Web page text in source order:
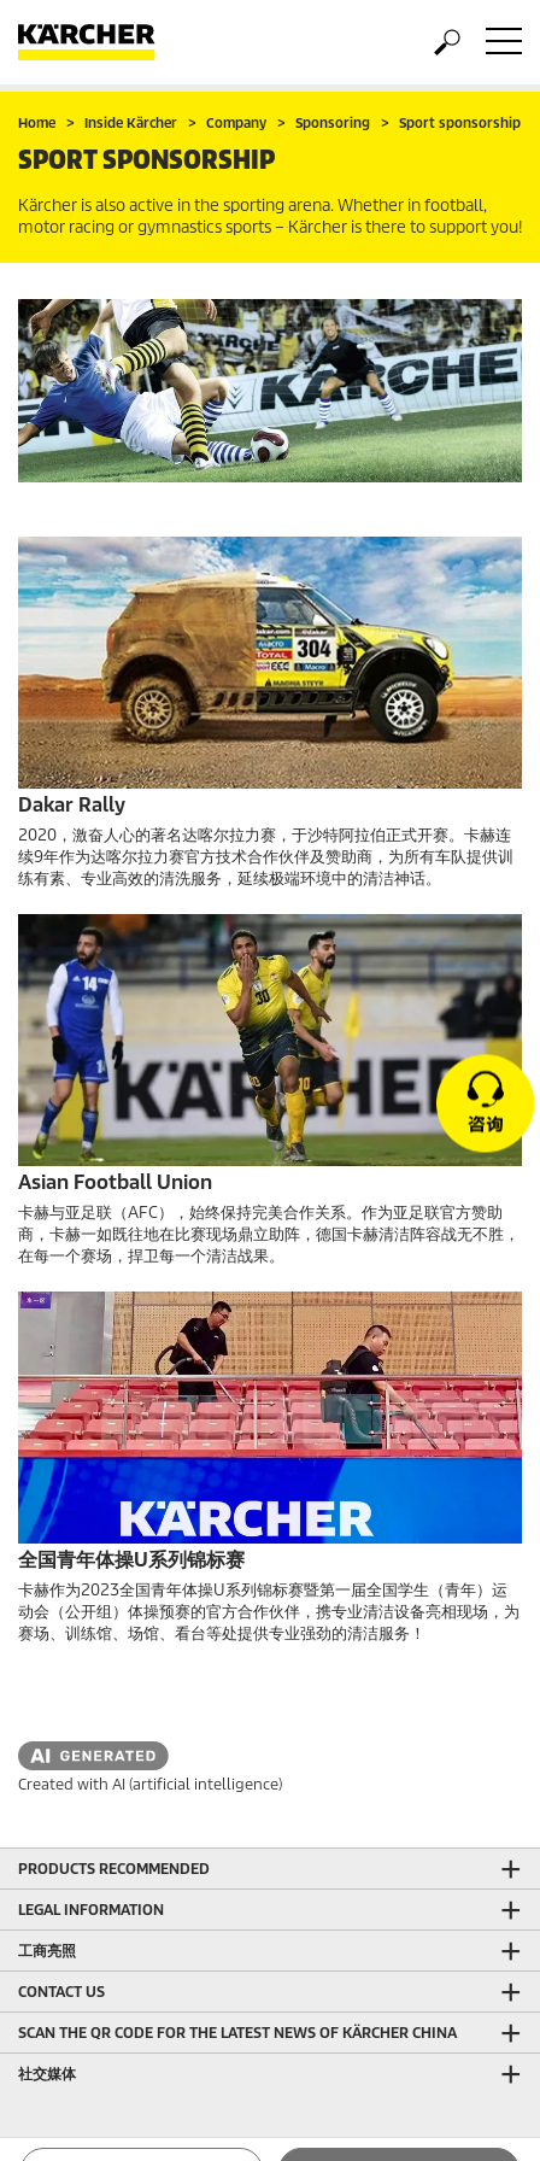
Home Inside Kärcher Company Sponsoring Sport sponsorship
SPORT SPONSORSHIP
Kärcher is also active in the sporting arena. Whether in football,
motor racing or gymnastics sports – Kärcher is there to support you!
Dakar Rally
2020，激奋人心的著名达喀尔拉力赛，于沙特阿拉伯正式开赛。卡赫连
续9年作为达喀尔拉力赛官方技术合作伙伴及赞助商，为所有车队提供训
练有素、专业高效的清洗服务，延续极端环境中的清洁神话。
Asian Football Union
卡赫与亚足联（AFC），始终保持完美合作关系。作为亚足联官方赞助
商，卡赫一如既往地在比赛现场鼎立助阵，德国卡赫清洁阵容战无不胜，
在每一个赛场，捍卫每一个清洁战果。
全国青年体操U系列锦标赛
卡赫作为2023全国青年体操U系列锦标赛暨第一届全国学生（青年）运
动会（公开组）体操预赛的官方合作伙伴，携专业清洁设备亮相现场，为
赛场、训练馆、场馆、看台等处提供专业强劲的清洁服务！
Created with AI (artificial intelligence)
PRODUCTS RECOMMENDED
LEGAL INFORMATION
工商亮照
CONTACT US
SCAN THE QR CODE FOR THE LATEST NEWS OF KÄRCHER CHINA
社交媒体